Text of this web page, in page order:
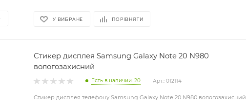
У ВИБРАНЕ ПОРІВНЯТИ
Стикер дисплея Samsung Galaxy Note 20 N980
вологозахисний
Есть в наличии: 20 Арт.: 012114
Стикер дисплея телефону Samsung Galaxy Note 20 N980 вологозахисний